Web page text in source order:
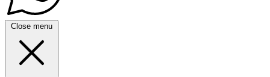
Close menu